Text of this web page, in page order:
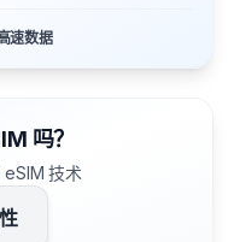
速数据
吗？
技术